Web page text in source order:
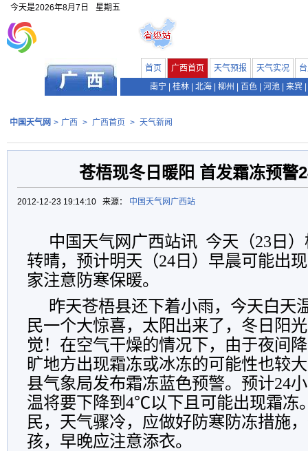
今天是2026年8月7日 星期五
首页 广西首页 天气预报 天气实况
南宁
桂林 北海 柳州 百色 河池 来宾
中国天气网 > 广西 > 广西首页 > 天气新闻
苍梧现冬日暖阳 首发霜冻预
2012-12-23 19:14:10 来源： 中国天气网广西站
中国天气网广西站讯 今天（23日
转晴，预计明天（24日）早晨可能出
家注意防寒保暖。
昨天苍梧县还下着小雨，今天白天
民一个大惊喜，太阳出来了，冬日阳
觉！在空气干燥的情况下，由于夜间
旷地方出现霜冻或冰冻的可能性也较
县气象局发布霜冻蓝色预警。预计24
温将要下降到4℃以下且可能出现霜冻
民，天气骤冷，应做好防寒防冻措施
孩，早晚应注意添衣。